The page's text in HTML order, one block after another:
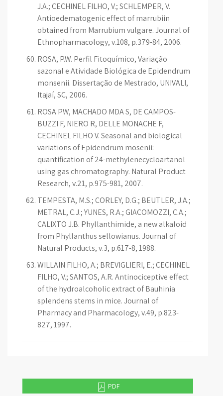
J.A.; CECHINEL FILHO, V.; SCHLEMPER, V.
Antioedematogenic effect of marrubiin
obtained from Marrubium vulgare. Journal of
Ethnopharmacology, v.108, p.379-84, 2006.
ROSA, P.W. Perfil Fitoquímico, Variação
sazonal e Atividade Biológica de Epidendrum
monsenii. Dissertação de Mestrado, UNIVALI,
Itajaí, SC, 2006.
ROSA PW, MACHADO MDA S, DE CAMPOS-
BUZZI F, NIERO R, DELLE MONACHE F,
CECHINEL FILHO V. Seasonal and biological
variations of Epidendrum mosenii:
quantification of 24-methylenecycloartanol
using gas chromatography. Natural Product
Research, v.21, p.975-981, 2007.
TEMPESTA, M.S.; CORLEY, D.G.; BEUTLER, J.A.;
METRAL, C.J.; YUNES, R.A.; GIACOMOZZI, C.A.;
CALIXTO J.B. Phyllanthimide, a new alkaloid
from Phyllanthus sellowianus. Journal of
Natural Products, v.3, p.617-8, 1988.
WILLAIN FILHO, A.; BREVIGLIERI, E.; CECHINEL
FILHO, V.; SANTOS, A.R. Antinociceptive effect
of the hydroalcoholic extract of Bauhinia
splendens stems in mice. Journal of
Pharmacy and Pharmacology, v.49, p.823-
827, 1997.
PDF